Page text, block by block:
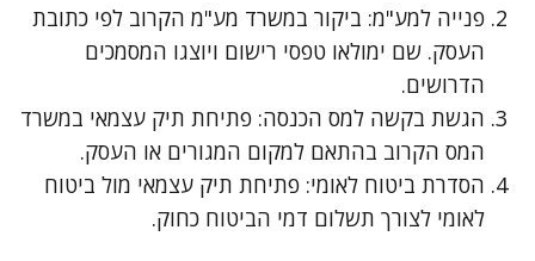
פנייה למע"מ: ביקור במשרד מע"מ הקרוב לפי כתובת
העסק. שם ימולאו טפסי רישום ויוצגו המסמכים
הדרושים.
הגשת בקשה למס הכנסה: פתיחת תיק עצמאי במשרד
המס הקרוב בהתאם למקום המגורים או העסק.
הסדרת ביטוח לאומי: פתיחת תיק עצמאי מול ביטוח
לאומי לצורך תשלום דמי הביטוח כחוק.